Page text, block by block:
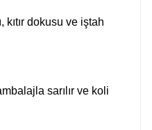
dokusu ve iştah
sarılır ve koli